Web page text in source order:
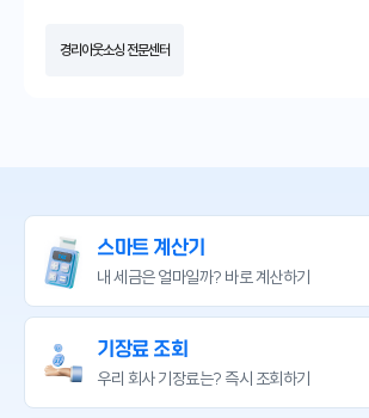
무는 전문가가 효율적으로 업무처리해줘서 너무 편해졌고,
경리아웃소싱 전문센터
스마트 계산기
내 세금은 얼마일까? 바로 계산하기
기장료 조회
우리 회사 기장료는? 즉시 조회하기